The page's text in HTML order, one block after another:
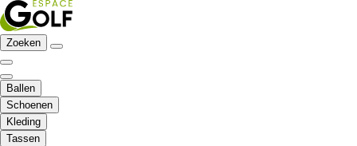
Zoeken
Ballen
Schoenen
Kleding
Tassen